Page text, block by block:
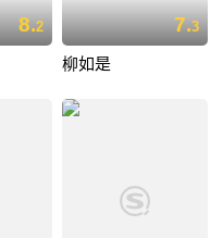
8.2 7.3
柳如是